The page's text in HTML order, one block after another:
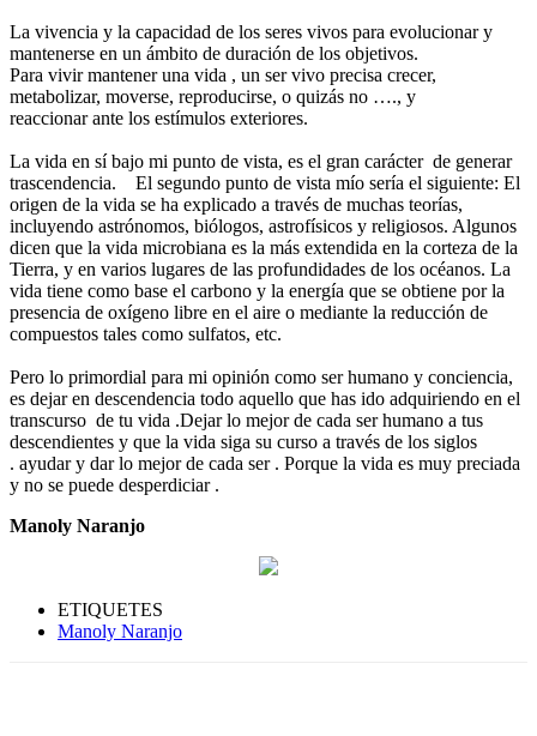
La vivencia y la capacidad de los seres vivos para evolucionar y
mantenerse en un ámbito de duración de los objetivos.
Para vivir mantener una vida , un ser vivo precisa crecer,
metabolizar, moverse, reproducirse, o quizás no …., y
reaccionar ante los estímulos exteriores.
La vida en sí bajo mi punto de vista, es el gran carácter de generar
trascendencia. El segundo punto de vista mío sería el siguiente: El
origen de la vida se ha explicado a través de muchas teorías,
incluyendo astrónomos, biólogos, astrofísicos y religiosos. Algunos
dicen que la vida microbiana es la más extendida en la corteza de la
Tierra, y en varios lugares de las profundidades de los océanos. La
vida tiene como base el carbono y la energía que se obtiene por la
presencia de oxígeno libre en el aire o mediante la reducción de
compuestos tales como sulfatos, etc.
Pero lo primordial para mi opinión como ser humano y conciencia,
es dejar en descendencia todo aquello que has ido adquiriendo en el
transcurso de tu vida .Dejar lo mejor de cada ser humano a tus
descendientes y que la vida siga su curso a través de los siglos
. ayudar y dar lo mejor de cada ser . Porque la vida es muy preciada
y no se puede desperdiciar .
Manoly Naranjo
ETIQUETES
Manoly Naranjo